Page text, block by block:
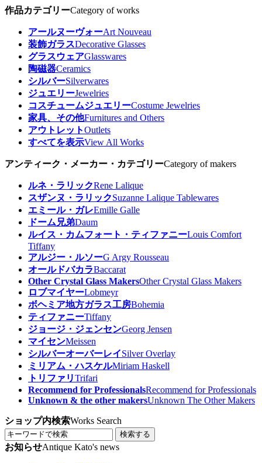
作品カテゴリーCategory of works
アールヌーヴォーArt Nouveau
装飾ガラスDecorative Glasses
グラスウェアGlasswares
陶磁器Ceramics
シルバーSilverwares
ジュエリーJewelries
コスチュームジュエリーCostume Jewelries
家具、その他Furnitures and Others
アウトレットOutlets
すべてを表示View All Works
アンティーク・メーカー・カテゴリーCategory of makers
ルネ・ラリックRene Lalique
スザンヌ・ラリックSuzanne Lalique Tablewares
エミール・ガレEmille Galle
ドーム兄弟Daum
ルイス・カムフォート・ティファニーLouis Comfort
Tiffany
アルジー・ルソーG Argy Rousseau
オールドバカラBaccarat
Other Crystal Glass MakersOther Crystal Glass Makers
ロブマイヤーLobmeyr
ボヘミア地方ガラス工房Bohemia
ティファニーTiffany
ジョージ・ジェンセンGeorg Jensen
マイセンMeissen
シルバーオーバーレイSilver Overlay
ミリアム・ハスケルMiriam Haskell
トリファリTrifari
Recommend for ProfessionalsRecommend for Professionals
Unknown & the other makersUnknown The Other Makers
ショップ内検索Works Search
検索する
お知らせAntique Kato's news